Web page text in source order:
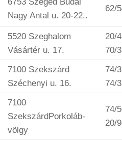
6753 Szeged Budai
Nagy Antal u. 20-22..
62/
5520 Szeghalom
Vásártér u. 17.
20/
70/
7100 Szekszárd
Széchenyi u. 16.
74/
74/
7100
SzekszárdPorkoláb-
völgy
74/
20/